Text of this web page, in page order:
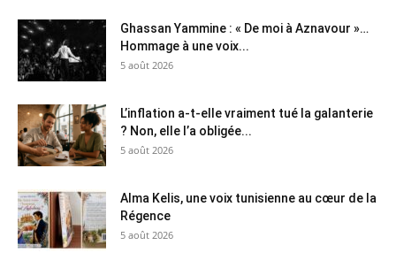
Ghassan Yammine : « De moi à Aznavour »…
Hommage à une voix...
5 août 2026
L’inflation a-t-elle vraiment tué la galanterie
? Non, elle l’a obligée...
5 août 2026
Alma Kelis, une voix tunisienne au cœur de la
Régence
5 août 2026